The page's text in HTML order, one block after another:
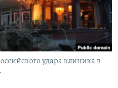
удара клиника в